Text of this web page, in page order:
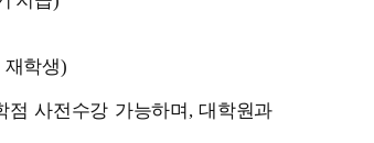
재학생)
사전수강 가능하며, 대학원과